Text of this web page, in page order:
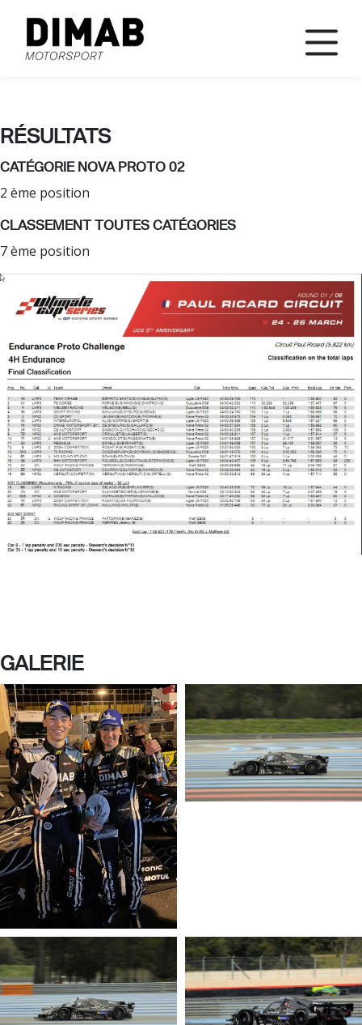
RÉSULTATS
CATÉGORIE NOVA PROTO 02
2 ème position
CLASSEMENT TOUTES CATÉGORIES
7 ème position
GALERIE